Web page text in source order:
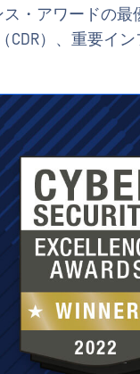
ス・アワードの
）、重要イ